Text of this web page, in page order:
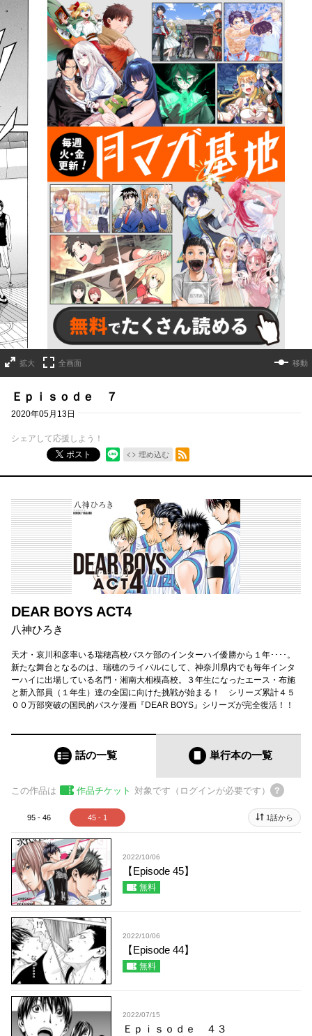
詳細ページへのリンク
拡大 全画面 移動
Ｅｐｉｓｏｄｅ ７
2020年05月13日
シェアして応援しよう！
ポスト
埋め込む
RSSフィード
DEAR BOYS ACT4
八神ひろき
天才・哀川和彦率いる瑞穂高校バスケ部のインターハイ優勝から１年････。
新たな舞台となるのは、瑞穂のライバルにして、神奈川県内でも毎年インタ
ーハイに出場している名門・湘南大相模高校。３年生になったエース・布施
と新入部員（１年生）達の全国に向けた挑戦が始まる！ シリーズ累計４５
００万部突破の国民的バスケ漫画『DEAR BOYS』シリーズが完全復活！！
話の一覧 単行本の一覧
この作品は 作品チケット 対象です（ログインが必要です）
95 - 46 45 - 1 1話から
2022/10/06
【Episode 45】
無料
2022/10/06
【Episode 44】
無料
2022/07/15
Ｅｐｉｓｏｄｅ ４３